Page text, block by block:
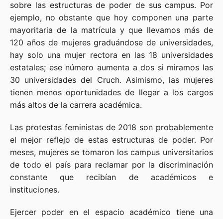
sobre las estructuras de poder de sus campus. Por
ejemplo, no obstante que hoy componen una parte
mayoritaria de la matrícula y que llevamos más de
120 años de mujeres graduándose de universidades,
hay solo una mujer rectora en las 18 universidades
estatales; ese número aumenta a dos si miramos las
30 universidades del Cruch. Asimismo, las mujeres
tienen menos oportunidades de llegar a los cargos
más altos de la carrera académica.
Las protestas feministas de 2018 son probablemente
el mejor reflejo de estas estructuras de poder. Por
meses, mujeres se tomaron los campus universitarios
de todo el país para reclamar por la discriminación
constante que recibían de académicos e
instituciones.
Ejercer poder en el espacio académico tiene una